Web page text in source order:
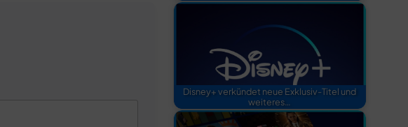
Disney+ verkündet neue Exklusiv-Titel und
weiteres…